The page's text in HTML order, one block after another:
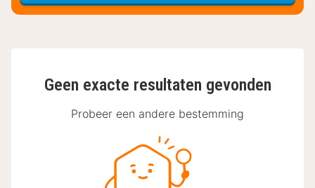
Geen exacte resultaten gevonden
Probeer een andere bestemming